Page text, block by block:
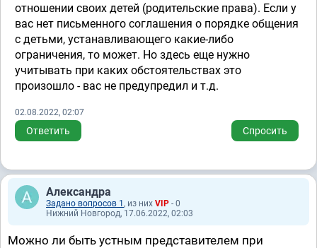
отношении своих детей (родительские права). Если у
вас нет письменного соглашения о порядке общения
с детьми, устанавливающего какие-либо
ограничения, то может. Но здесь еще нужно
учитывать при каких обстоятельствах это
произошло - вас не предупредил и т.д.
02.08.2022, 02:07
Ответить Спросить
Александра
Задано вопросов 1 , из них VIP - 0
Нижний Новгород, 17.06.2022, 02:03
Можно ли быть устным представителем при